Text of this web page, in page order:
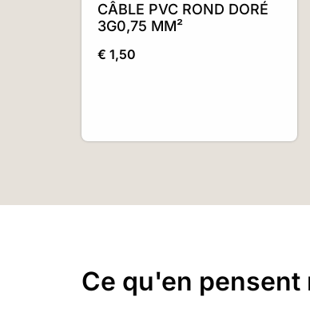
CÂBLE PVC ROND DORÉ
3G0,75 MM²
€ 1,50
Ce qu'en pensent